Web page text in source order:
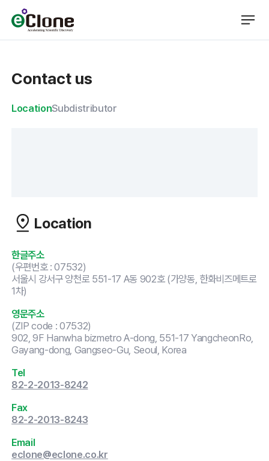
Contact us
LocationSubdistributor
Location
한글주소
(우편번호 : 07532)
서울시 강서구 양천로 551-17 A동 902호 (가양동, 한화비즈메트로
1차)
영문주소
(ZIP code : 07532)
902, 9F Hanwha bizmetro A-dong, 551-17 YangcheonRo,
Gayang-dong, Gangseo-Gu, Seoul, Korea
Tel
82-2-2013-8242
Fax
82-2-2013-8243
Email
eclone@eclone.co.kr